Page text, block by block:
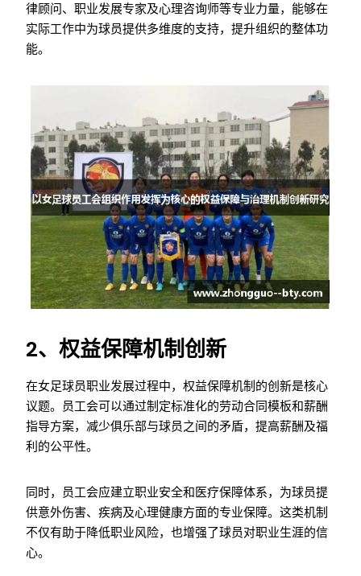
律顾问、职业发展专家及心理咨询师等专业力量，能够在
实际工作中为球员提供多维度的支持，提升组织的整体功
能。
2、权益保障机制创新
在女足球员职业发展过程中，权益保障机制的创新是核心
议题。员工会可以通过制定标准化的劳动合同模板和薪酬
指导方案，减少俱乐部与球员之间的矛盾，提高薪酬及福
利的公平性。
同时，员工会应建立职业安全和医疗保障体系，为球员提
供意外伤害、疾病及心理健康方面的专业保障。这类机制
不仅有助于降低职业风险，也增强了球员对职业生涯的信
心。